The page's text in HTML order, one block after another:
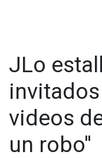
JLo
videos
un robo''